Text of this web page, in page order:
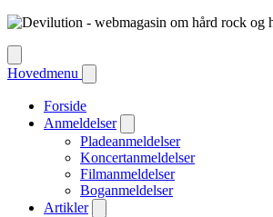
Hovedmenu
Forside
Anmeldelser
Pladeanmeldelser
Koncertanmeldelser
Filmanmeldelser
Boganmeldelser
Artikler